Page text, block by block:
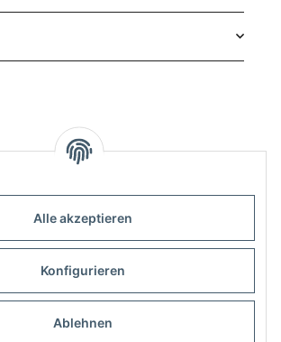
Alle akzeptieren
Konfigurieren
Ablehnen
GmbH
1